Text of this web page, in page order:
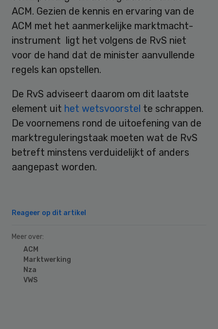
ACM. Gezien de kennis en ervaring van de
ACM met het aanmerkelijke marktmacht-
instrument ligt het volgens de RvS niet
voor de hand dat de minister aanvullende
regels kan opstellen.
De RvS adviseert daarom om dit laatste
element uit het wetsvoorstel te schrappen.
De voornemens rond de uitoefening van de
marktreguleringstaak moeten wat de RvS
betreft minstens verduidelijkt of anders
aangepast worden.
Reageer op dit artikel
Meer over:
ACM
Marktwerking
Nza
VWS